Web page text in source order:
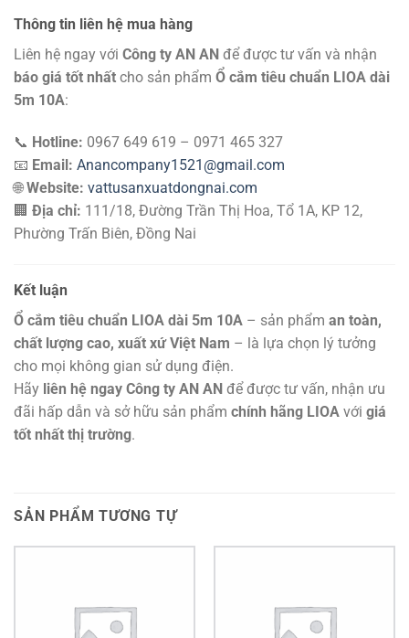
Thông tin liên hệ mua hàng
Liên hệ ngay với Công ty AN AN để được tư vấn và nhận
báo giá tốt nhất cho sản phẩm Ổ cắm tiêu chuẩn LIOA dài
5m 10A:
📞 Hotline: 0967 649 619 – 0971 465 327
📧 Email: Anancompany1521@gmail.com
🌐Website: vattusanxuatdongnai.com
🏢 Địa chỉ: 111/18, Đường Trần Thị Hoa, Tổ 1A, KP 12,
Phường Trấn Biên, Đồng Nai
Kết luận
Ổ cắm tiêu chuẩn LIOA dài 5m 10A – sản phẩm an toàn,
chất lượng cao, xuất xứ Việt Nam – là lựa chọn lý tưởng
cho mọi không gian sử dụng điện.
Hãy liên hệ ngay Công ty AN AN để được tư vấn, nhận ưu
đãi hấp dẫn và sở hữu sản phẩm chính hãng LIOA với giá
tốt nhất thị trường.
SẢN PHẨM TƯƠNG TỰ